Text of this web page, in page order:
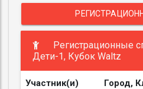
Регистрационные
Дети-1, Кубок Waltz
Участник(и) Город,